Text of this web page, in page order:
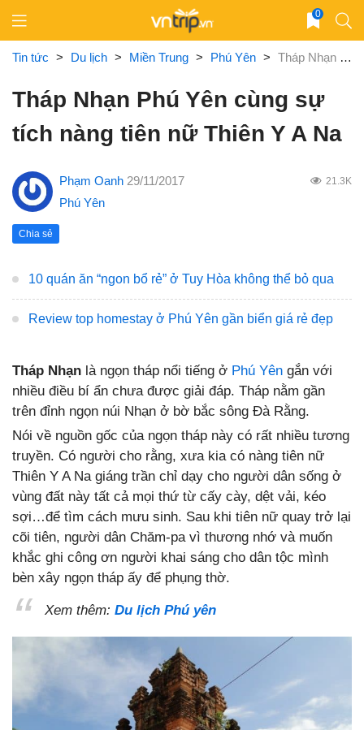
content
0
Tin tức > Du lịch > Miền Trung > Phú Yên > Tháp Nhạn Phú Yên cùng sự tích nàng tiên nữ Thiên Y A Na
Tháp Nhạn Phú Yên cùng sự
tích nàng tiên nữ Thiên Y A Na
Phạm Oanh 29/11/2017 21.3K
Phú Yên
Chia sẻ
10 quán ăn “ngon bổ rẻ” ở Tuy Hòa không thể bỏ qua
Review top homestay ở Phú Yên gần biển giá rẻ đẹp
Tháp Nhạn là ngọn tháp nổi tiếng ở Phú Yên gắn với
nhiều điều bí ẩn chưa được giải đáp. Tháp nằm gần
trên đỉnh ngọn núi Nhạn ở bờ bắc sông Đà Rằng.
Nói về nguồn gốc của ngọn tháp này có rất nhiều tương
truyền. Có người cho rằng, xưa kia có nàng tiên nữ
Thiên Y A Na giáng trần chỉ dạy cho người dân sống ở
vùng đất này tất cả mọi thứ từ cấy cày, dệt vải, kéo
sợi…để tìm cách mưu sinh. Sau khi tiên nữ quay trở lại
cõi tiên, người dân Chăm-pa vì thương nhớ và muốn
khắc ghi công ơn người khai sáng cho dân tộc mình
bèn xây ngọn tháp ấy để phụng thờ.
Xem thêm: Du lịch Phú yên